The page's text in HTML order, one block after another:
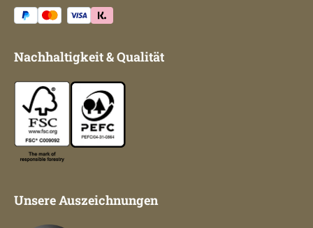
Nachhaltigkeit & Qualität
Unsere Auszeichnungen